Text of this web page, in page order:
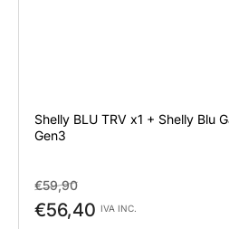
Shelly BLU TRV x1 + Shelly Blu
Gen3
Prezzo
standard
€59,90Prezzo
di
€56,40 IVA INC.